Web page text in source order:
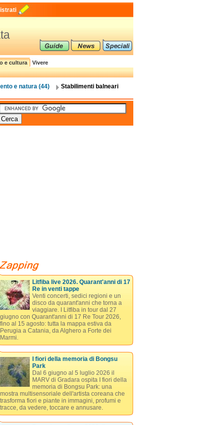
e cultura Vivere
e natura (44)
Stabilimenti balneari
Litfiba live 2026. Quarant'anni di 17
Re in venti tappe
Venti concerti, sedici regioni e un
disco da quarant'anni che torna a
viaggiare. I Litfiba in tour dal 27
giugno con Quarant'anni di 17 Re Tour 2026,
fino al 15 agosto: tutta la mappa estiva da
Perugia a Catania, da Alghero a Forte dei
Marmi.
I fiori della memoria di Bongsu
Park
Dal 6 giugno al 5 luglio 2026 il
MARV di Gradara ospita I fiori della
memoria di Bongsu Park: una
mostra multisensoriale dell'artista coreana che
trasforma fiori e piante in immagini, profumi e
tracce, da vedere, toccare e annusare.